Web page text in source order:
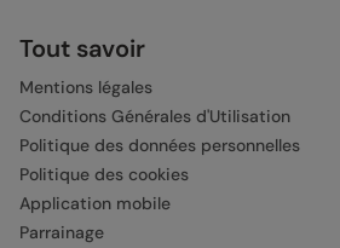
Tout savoir
Mentions légales
Conditions Générales d'Utilisation
Politique des données personnelles
Politique des cookies
Application mobile
Parrainage